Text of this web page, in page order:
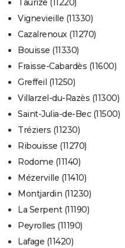
Taurize (11220)
Vignevieille (11330)
Cazalrenoux (11270)
Bouisse (11330)
Fraisse-Cabardès (11600)
Greffeil (11250)
Villarzel-du-Razès (11300)
Saint-Julia-de-Bec (11500)
Tréziers (11230)
Ribouisse (11270)
Rodome (11140)
Mézerville (11410)
Montjardin (11230)
La Serpent (11190)
Peyrolles (11190)
Lafage (11420)